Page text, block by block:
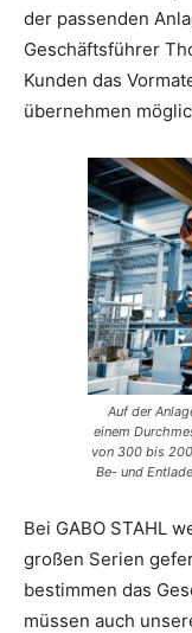
der passenden
Geschäftsführer
Kunden das
übernehmen
Auf der
einem
von 300 bis
Be- und
Bei GABO STAHL
großen Serien
bestimmen das
müssen auch